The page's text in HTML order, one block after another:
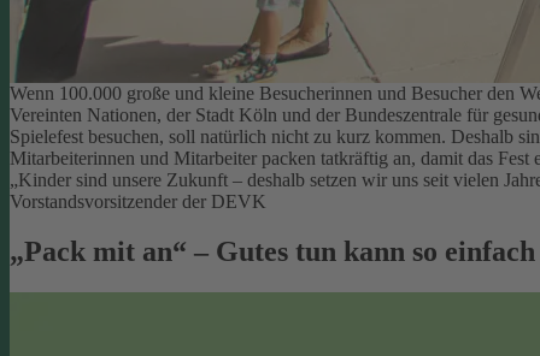
Wenn 100.000 große und kleine Besucherinnen und Besucher den
Vereinten Nationen, der Stadt Köln und der Bundeszentrale für
Spielefest besuchen, soll natürlich nicht zu kurz kommen. Deshalb
Mitarbeiterinnen und Mitarbeiter packen tatkräftig an, damit das
„Kinder sind unsere Zukunft – deshalb setzen wir uns seit vielen
Vorstandsvorsitzender der DEVK
„Pack mit an“ – Gutes tun kann so einfach